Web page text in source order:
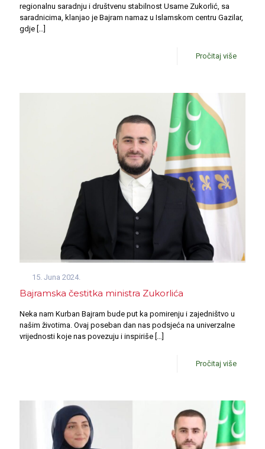
regionalnu saradnju i društvenu stabilnost Usame Zukorlić, sa
saradnicima, klanjao je Bajram namaz u Islamskom centru Gazilar,
gdje
Pročitaj više
15. Juna 2024.
Bajramska čestitka ministra Zukorlića
Neka nam Kurban Bajram bude put ka pomirenju i zajedništvo u
našim životima. Ovaj poseban dan nas podsjeća na univerzalne
vrijednosti koje nas povezuju i inspiriše […]
Pročitaj više